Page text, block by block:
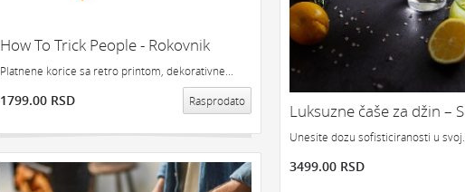
PRONAĐI
How To Trick People - Rokovnik
Platnene korice sa retro printom, dekorativne...
1799.00 RSD Rasprodato
Luksuzne čaše za džin –
Unesite dozu sofisticiranosti u
3499.00 RSD